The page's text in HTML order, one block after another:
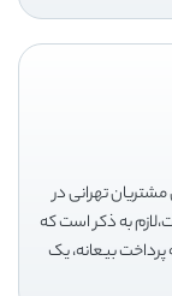
تهرانی در
به ذکر است که
ملزم به پرداخت بیعانه، یک